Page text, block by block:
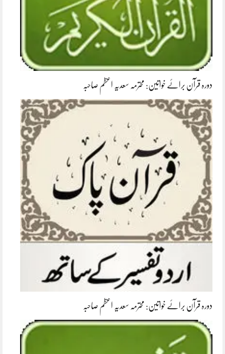
دورہ قرآن برائے خواتین: محترمہ سعدیہ اعظم صاحبہ
دورہ قرآن برائے خواتین: محترمہ سعدیہ اعظم صاحبہ